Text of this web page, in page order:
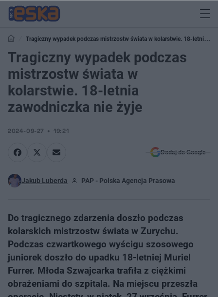
Tragiczny wypadek podczas mistrzostw świata w kolarstwie. 18-letnia
zawodniczka nie żyje
Tragiczny wypadek podczas
mistrzostw świata w
kolarstwie. 18-letnia
zawodniczka nie żyje
2024-09-27 19:21
Dodaj do Google
Jakub Luberda PAP - Polska Agencja Prasowa
Do tragicznego zdarzenia doszło podczas
kolarskich mistrzostw świata w Zurychu.
Podczas czwartkowego wyścigu szosowego
juniorek doszło do upadku 18-letniej Muriel
Furrer. Młoda Szwajcarka trafiła z ciężkimi
obrażeniami do szpitala. Na miejscu przeszła